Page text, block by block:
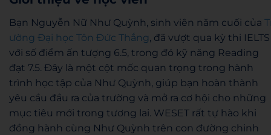
Bạn Nguyễn Nữ Như Quỳnh, sinh viên năm cuối của
ường Đại học Tôn Đức Thắng, đã vượt qua kỳ thi IELTS
với số điểm ấn tượng 6.5, trong đó kỹ năng Reading
đạt 7.5. Đây là một cột mốc quan trọng trong hành
trình học tập của Như Quỳnh, giúp bạn hoàn thành
yêu cầu đầu ra của trường và mở ra cơ hội cho những
mục tiêu mới trong tương lai. WESET rất tự hào khi
đồng hành cùng Như Quỳnh trên con đường chinh